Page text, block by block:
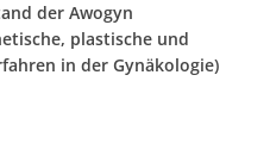
der Awogyn
plastische und
in der Gynäkologie)